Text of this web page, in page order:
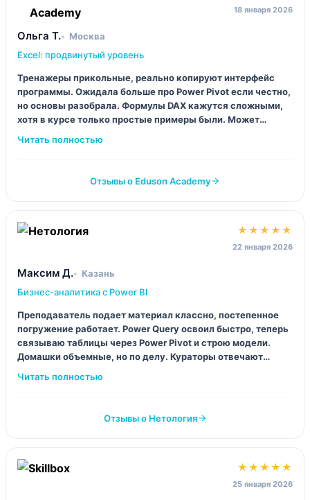
18 января 2026
Ольга Т.
Москва
Excel: продвинутый уровень
Тренажеры прикольные, реально копируют интерфейс
программы. Ожидала больше про Power Pivot если честно,
но основы разобрала. Формулы DAX кажутся сложными,
хотя в курсе только простые примеры были. Может
потому что времени мало дали на отработку.
Отзывы о Eduson Academy
★★★★★
22 января 2026
Максим Д.
Казань
Бизнес-аналитика с Power BI
Преподаватель подает материал классно, постепенное
погружение работает. Power Query освоил быстро, теперь
связываю таблицы через Power Pivot и строю модели.
Домашки объемные, но по делу. Кураторы отвечают
шустро, поддержка реально есть а не для галочки.
Отзывы о Нетология
★★★★★
25 января 2026